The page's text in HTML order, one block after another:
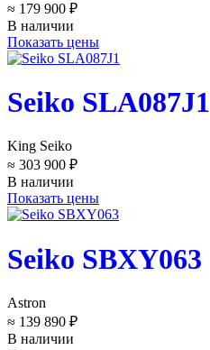
≈ 179 900 ₽
В наличии
Показать цены
Seiko SLA087J1
King Seiko
≈ 303 900 ₽
В наличии
Показать цены
Seiko SBXY063
Astron
≈ 139 890 ₽
В наличии